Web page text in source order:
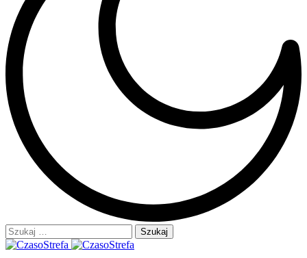
Szukaj: